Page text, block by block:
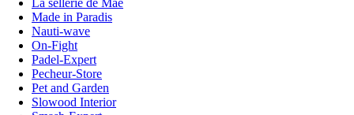
La sellerie de Maé
Made in Paradis
Nauti-wave
On-Fight
Padel-Expert
Pecheur-Store
Pet and Garden
Slowood Interior